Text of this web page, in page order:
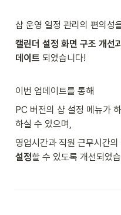
샵 운영 일정 관리의 편의성
캘린더 설정 화면 구조 개선
데이트 되었습니다!
이번 업데이트를 통해
PC 버전의 샵 설정 메뉴가
하실 수 있으며,
영업시간과 직원 근무시간의
설정할 수 있도록 개선되었